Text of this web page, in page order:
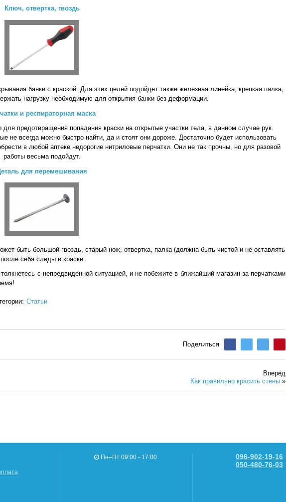
Ключ, отвертка, гвоздь
банки с краской. Для этих целей подойдет также железная линейка, крепкая палка,
нагрузку необходимую для открытия банки без деформации.
и респираторная маска
предотвращения попадания краски на открытые участки тела, в данном случае рук.
не всегда можно быстро найти, да и стоят они дороже. Достаточно будет использовать
в любой аптеке недорогие нитриловые перчатки. Они не так прочны, но для разовой
работы весьма подойдут.
для перемешивания
быть большой гвоздь, старый нож, отвертка, палка (должна быть чистой и не оставлять
после себя следы в краске
с непредвиденной ситуацией, и не побежите в ближайший магазин за перчатками
Статьи
Поделиться
Вперёд
Как правильно красить стены »
Пн–Пт 09:00 - 17:00
096-902-19-16
050-480-76-03